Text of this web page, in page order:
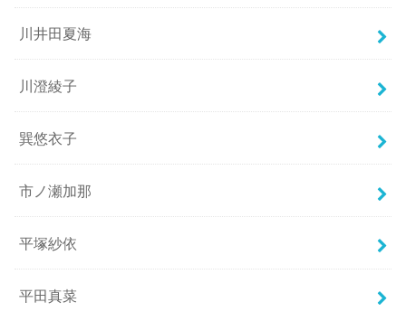
川井田夏海
川澄綾子
巽悠衣子
市ノ瀬加那
平塚紗依
平田真菜